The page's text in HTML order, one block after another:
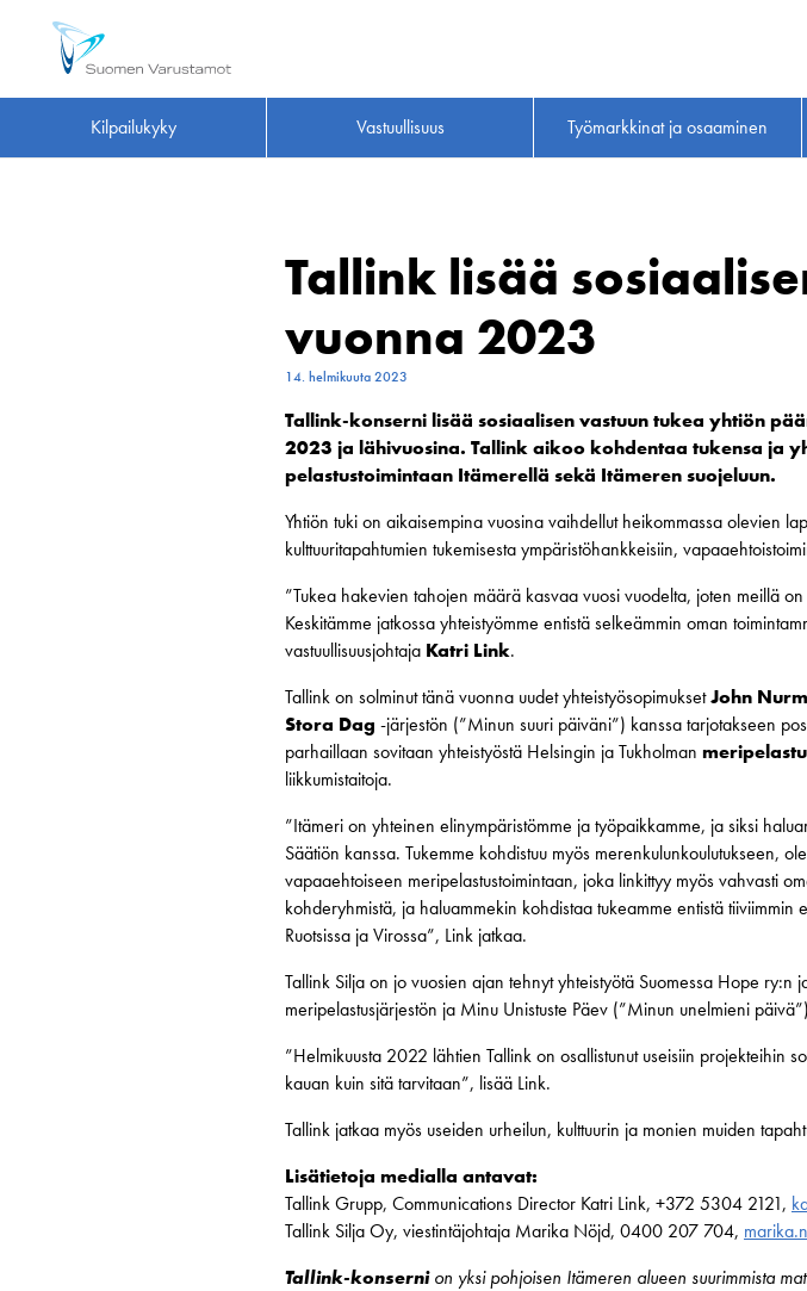
Kilpailukyky Vastuullisuus Työmarkkinat ja osaaminen
Tallink lisää
vuonna 2023
14. helmikuuta 2023
Tallink-konserni lisää sosiaalisen vastuun tukea yhtiön
2023 ja lähivuosina. Tallink aikoo kohdentaa tukensa ja
pelastustoimintaan Itämerellä sekä Itämeren suojeluun.
Yhtiön tuki on aikaisempina vuosina vaihdellut heikommassa olevien
kulttuuritapahtumien tukemisesta ympäristöhankkeisiin,
”Tukea hakevien tahojen määrä kasvaa vuosi vuodelta, joten meillä
Keskitämme jatkossa yhteistyömme entistä selkeämmin oman
vastuullisuusjohtaja Katri Link.
Tallink on solminut tänä vuonna uudet yhteistyösopimuksetJohn
Stora Dag -järjestön (”Minun suuri päiväni”) kanssa tarjotakseen
parhaillaan sovitaan yhteistyöstä Helsingin ja Tukholman
liikkumistaitoja.
”Itämeri on yhteinen elinympäristömme ja työpaikkamme, ja siksi
Säätiön kanssa. Tukemme kohdistuu myös merenkulunkoulutukseen,
vapaaehtoiseen meripelastustoimintaan, joka linkittyy myös vahvasti
kohderyhmistä, ja haluammekin kohdistaa tukeamme entistä
Ruotsissa ja Virossa”, Link jatkaa.
Tallink Silja on jo vuosien ajan tehnyt yhteistyötä Suomessa Hope ry:n
meripelastusjärjestön ja Minu Unistuste Päev (”Minun unelmieni
”Helmikuusta 2022 lähtien Tallink on osallistunut useisiin projekteihin
kauan kuin sitä tarvitaan”, lisää Link.
Tallink jatkaa myös useiden urheilun, kulttuurin ja monien muiden
Lisätietoja medialla antavat:
Tallink Grupp, Communications Director Katri Link, +372 5304 2121,
Tallink Silja Oy, viestintäjohtaja Marika Nöjd, 0400 207 704,
Tallink-konsernion yksi pohjoisen Itämeren alueen suurimmista